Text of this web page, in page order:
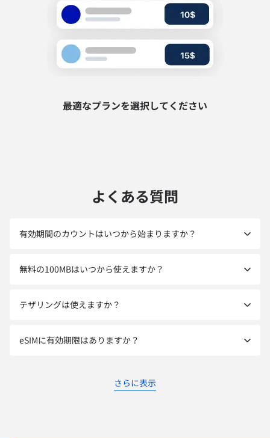
最適なプランを選択してください
よくある質問
有効期間のカウントはいつから始まりますか？
無料の100MBはいつから使えますか？
テザリングは使えますか？
eSIMに有効期限はありますか？
さらに表示